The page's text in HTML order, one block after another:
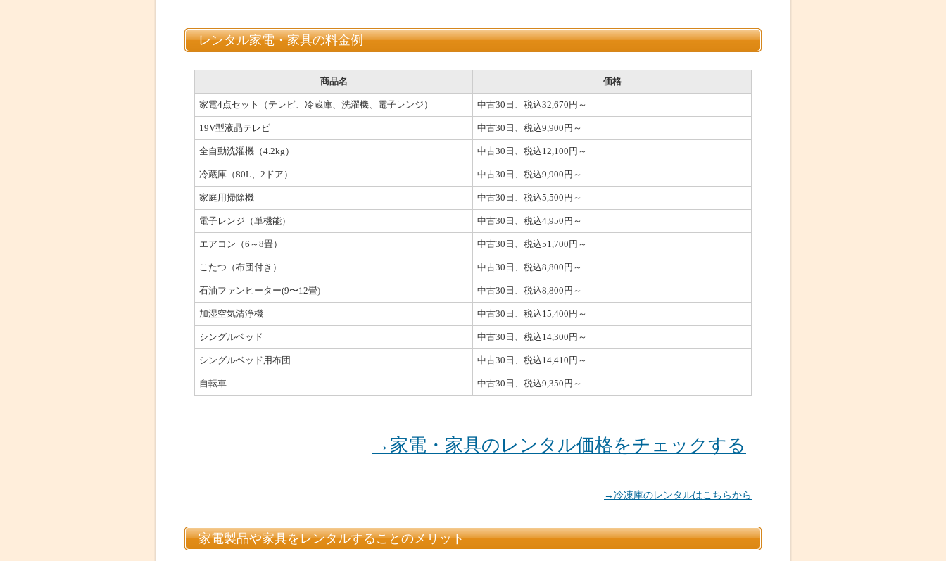
レンタル家電・家具の料金例
商品名 価格
家電4点セット（テレビ、冷蔵庫、洗濯機、電子レンジ） 中古30日、税込32,670円～
19V型液晶テレビ 中古30日、税込9,900円～
全自動洗濯機（4.2kg） 中古30日、税込12,100円～
冷蔵庫（80L、2ドア） 中古30日、税込9,900円～
家庭用掃除機 中古30日、税込5,500円～
電子レンジ（単機能） 中古30日、税込4,950円～
エアコン（6～8畳） 中古30日、税込51,700円～
こたつ（布団付き） 中古30日、税込8,800円～
石油ファンヒーター(9〜12畳) 中古30日、税込8,800円～
加湿空気清浄機 中古30日、税込15,400円～
シングルベッド 中古30日、税込14,300円～
シングルベッド用布団 中古30日、税込14,410円～
自転車 中古30日、税込9,350円～
→家電・家具のレンタル価格をチェックする
→冷凍庫のレンタルはこちらから
家電製品や家具をレンタルすることのメリット